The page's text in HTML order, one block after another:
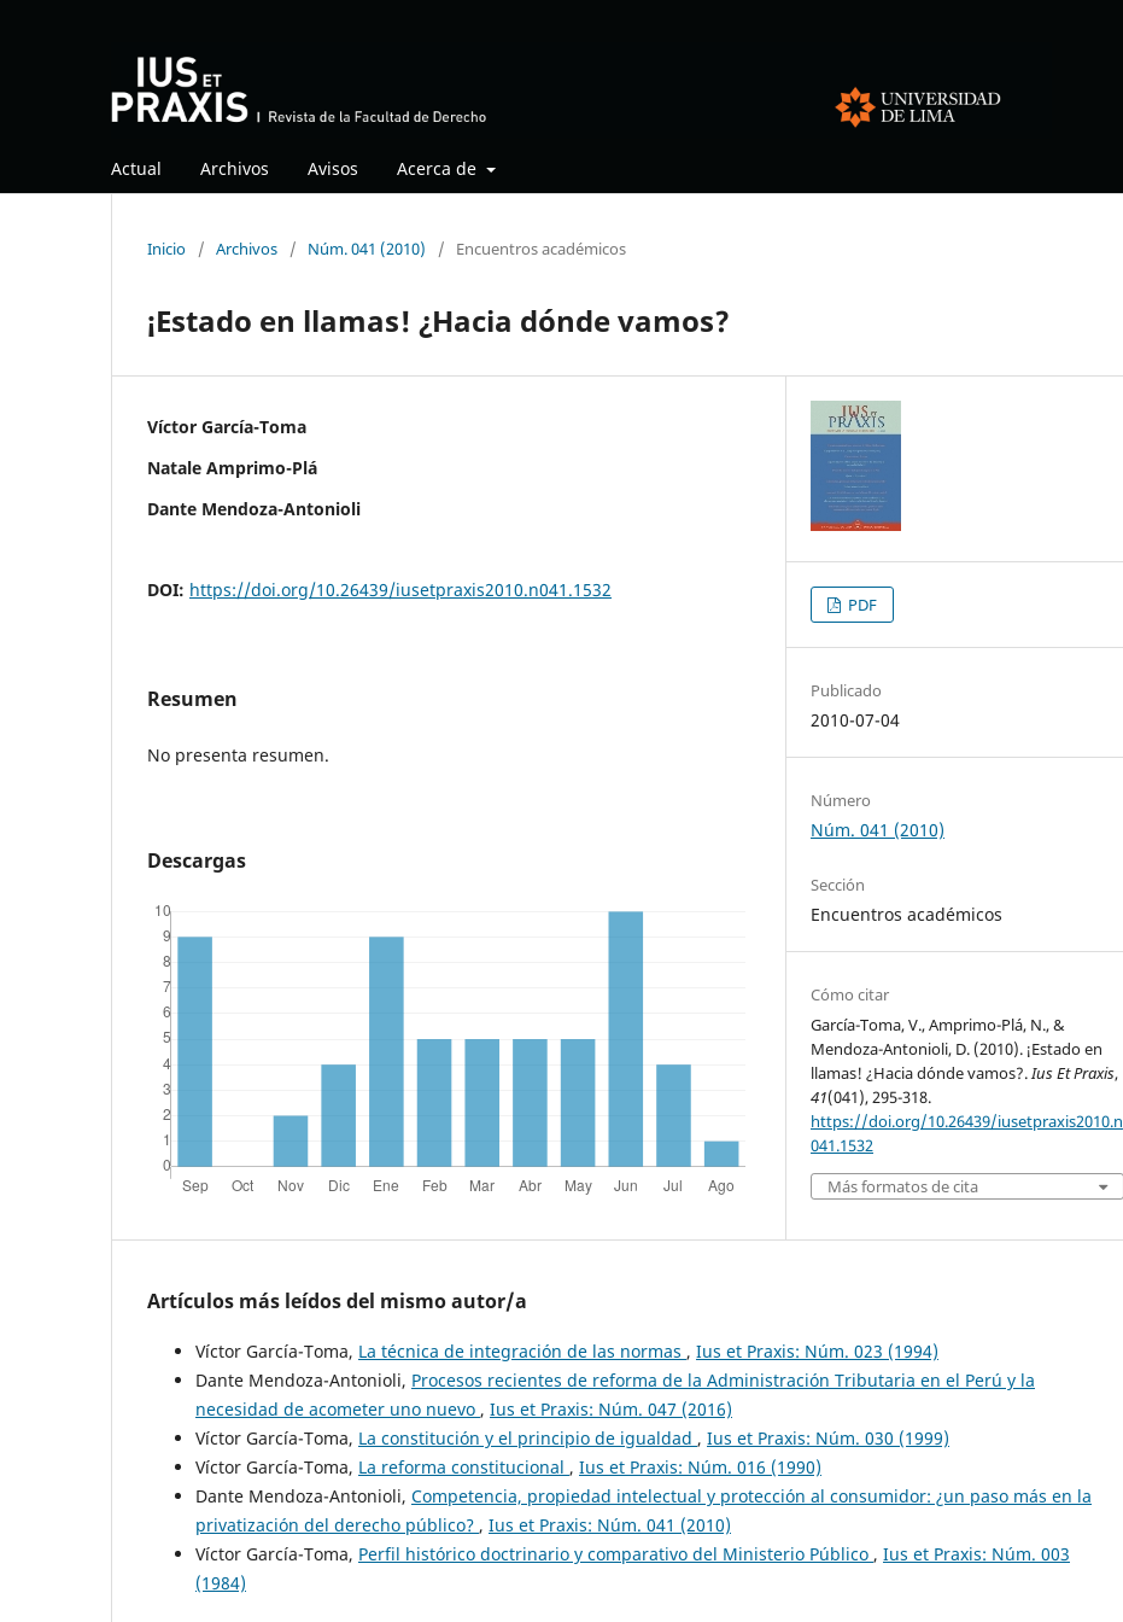
Actual Archivos Avisos Acerca de
Inicio / Archivos / Núm. 041 (2010) / Encuentros académicos
¡Estado en llamas! ¿Hacia dónde vamos?
Víctor García-Toma
Natale Amprimo-Plá
Dante Mendoza-Antonioli
DOI: https://doi.org/10.26439/iusetpraxis2010.n041.1532
Resumen
No presenta resumen.
Descargas
PDF
Publicado
2010-07-04
Número
Núm. 041 (2010)
Sección
Encuentros académicos
Cómo citar
García-Toma, V., Amprimo-Plá, N., &
Mendoza-Antonioli, D. (2010). ¡Estado en
llamas! ¿Hacia dónde vamos?.Ius Et Praxis,
41(041), 295-318.
https://doi.org/10.26439/iusetpraxis2010.n
041.1532
Más formatos de cita
Artículos más leídos del mismo autor/a
Víctor García-Toma, La técnica de integración de las normas , Ius et Praxis: Núm. 023 (1994)
Dante Mendoza-Antonioli, Procesos recientes de reforma de la Administración Tributaria en el Perú y la
necesidad de acometer uno nuevo , Ius et Praxis: Núm. 047 (2016)
Víctor García-Toma, La constitución y el principio de igualdad , Ius et Praxis: Núm. 030 (1999)
Víctor García-Toma, La reforma constitucional , Ius et Praxis: Núm. 016 (1990)
Dante Mendoza-Antonioli, Competencia, propiedad intelectual y protección al consumidor: ¿un paso más en la
privatización del derecho público? , Ius et Praxis: Núm. 041 (2010)
Víctor García-Toma, Perfil histórico doctrinario y comparativo del Ministerio Público , Ius et Praxis: Núm. 003
(1984)